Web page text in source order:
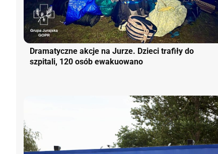
Dramatyczne akcje na Jurze. Dzieci trafiły do
szpitali, 120 osób ewakuowano